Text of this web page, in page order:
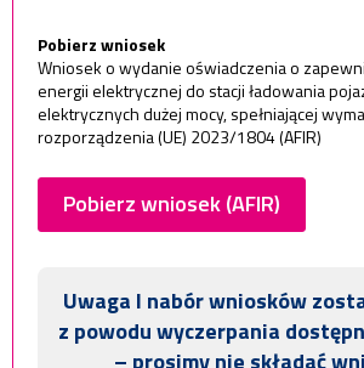
Pobierz wniosek
Wniosek o wydanie oświadczenia o
energii elektrycznej do stacji ładowania
elektrycznych dużej mocy, spełniającej
rozporządzenia (UE) 2023/1804 (AFIR)
Pobierz wniosek (AFIR)
Uwaga I nabór wniosków
z powodu wyczerpania
– prosimy nie składać